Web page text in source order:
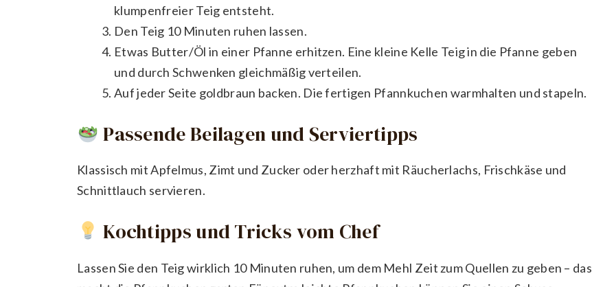
klumpenfreier Teig entsteht.
Den Teig 10 Minuten ruhen lassen.
Etwas Butter/Öl in einer Pfanne erhitzen. Eine kleine Kelle Teig in die Pfanne geben
und durch Schwenken gleichmäßig verteilen.
Auf jeder Seite goldbraun backen. Die fertigen Pfannkuchen warmhalten und stapeln.
Passende Beilagen und Serviertipps
Klassisch mit Apfelmus, Zimt und Zucker oder herzhaft mit Räucherlachs, Frischkäse und
Schnittlauch servieren.
Kochtipps und Tricks vom Chef
Lassen Sie den Teig wirklich 10 Minuten ruhen, um dem Mehl Zeit zum Quellen zu geben – das